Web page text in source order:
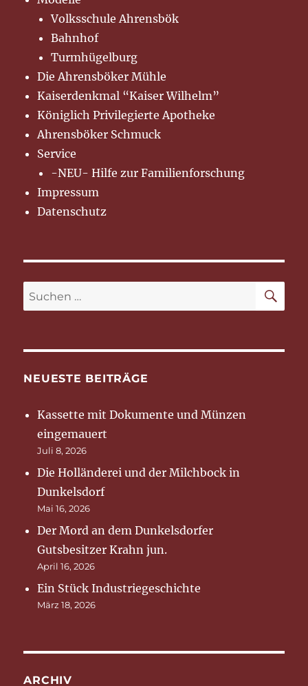
Volksschule Ahrensbök
Bahnhof
Turmhügelburg
Die Ahrensböker Mühle
Kaiserdenkmal “Kaiser Wilhelm”
Königlich Privilegierte Apotheke
Ahrensböker Schmuck
Service
-NEU- Hilfe zur Familienforschung
Impressum
Datenschutz
Suchen
nach:
NEUESTE BEITRÄGE
Kassette mit Dokumente und Münzen
eingemauert
Juli 8, 2026
Die Holländerei und der Milchbock in
Dunkelsdorf
Mai 16, 2026
Der Mord an dem Dunkelsdorfer
Gutsbesitzer Krahn jun.
April 16, 2026
Ein Stück Industriegeschichte
März 18, 2026
ARCHIV